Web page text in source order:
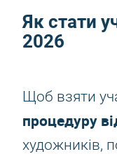
Як стати
2026
Щоб взяти
процедуру
художників,